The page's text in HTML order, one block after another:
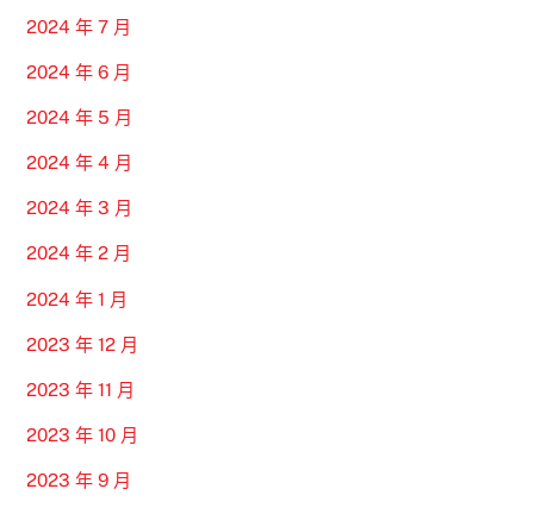
2024 年 7 月
2024 年 6 月
2024 年 5 月
2024 年 4 月
2024 年 3 月
2024 年 2 月
2024 年 1 月
2023 年 12 月
2023 年 11 月
2023 年 10 月
2023 年 9 月